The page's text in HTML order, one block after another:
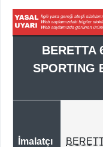
BERETTA
SPORTING
İmalatçı